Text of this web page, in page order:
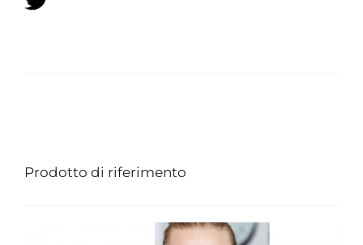
Prodotto di riferimento